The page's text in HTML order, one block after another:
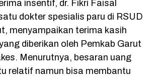
insentif, dr. Fikri Faisal
dokter spesialis paru di RSUD
menyampaikan terima kasih
diberikan oleh Pemkab Garut
Menurutnya, besaran uang
relatif namun bisa membantu